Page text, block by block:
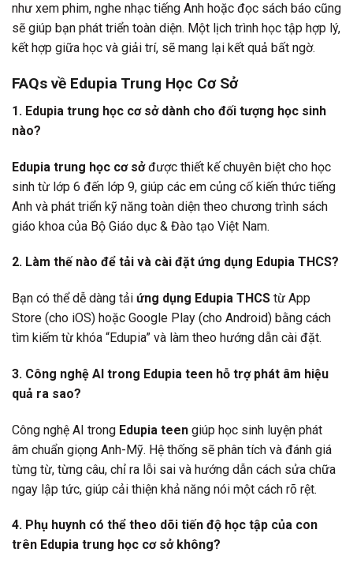
như xem phim, nghe nhạc tiếng Anh hoặc đọc sách báo cũng
sẽ giúp bạn phát triển toàn diện. Một lịch trình học tập hợp lý,
kết hợp giữa học và giải trí, sẽ mang lại kết quả bất ngờ.
FAQs về Edupia Trung Học Cơ Sở
1. Edupia trung học cơ sở dành cho đối tượng học sinh
nào?
Edupia trung học cơ sởđược thiết kế chuyên biệt cho học
sinh từ lớp 6 đến lớp 9, giúp các em củng cố kiến thức tiếng
Anh và phát triển kỹ năng toàn diện theo chương trình sách
giáo khoa của Bộ Giáo dục & Đào tạo Việt Nam.
2. Làm thế nào để tải và cài đặt ứng dụng Edupia THCS?
Bạn có thể dễ dàng tải ứng dụng Edupia THCS từ App
Store (cho iOS) hoặc Google Play (cho Android) bằng cách
tìm kiếm từ khóa “Edupia” và làm theo hướng dẫn cài đặt.
3. Công nghệ AI trong Edupia teen hỗ trợ phát âm hiệu
quả ra sao?
Công nghệ AI trong Edupia teen giúp học sinh luyện phát
âm chuẩn giọng Anh-Mỹ. Hệ thống sẽ phân tích và đánh giá
từng từ, từng câu, chỉ ra lỗi sai và hướng dẫn cách sửa chữa
ngay lập tức, giúp cải thiện khả năng nói một cách rõ rệt.
4. Phụ huynh có thể theo dõi tiến độ học tập của con
trên Edupia trung học cơ sở không?